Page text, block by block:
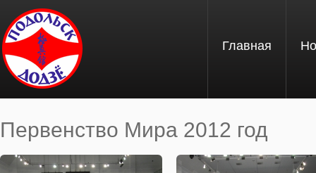
Перейти к основному содержанию
Главная
Первенство Мира 2012 год
Вы здесь